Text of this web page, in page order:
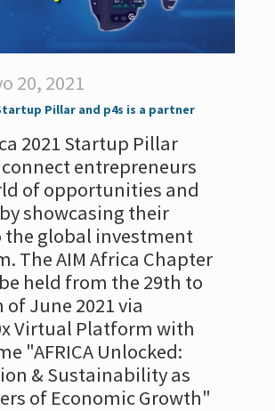
20, 2021
Pillar and p4s is a partner
2021 Startup Pillar
entrepreneurs
of opportunities and
showcasing their
the global investment
The AIM Africa Chapter
held from the 29th to
of June 2021 via
Virtual Platform with
"AFRICA Unlocked:
& Sustainability as
of Economic Growth"